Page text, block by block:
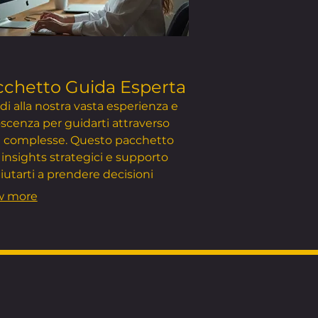
Guida Esperta
alla nostra vasta esperienza e
per guidarti attraverso
complesse. Questo pacchetto
strategici e supporto
a prendere decisioni
e ottimizzare i tuoi risultati.
more